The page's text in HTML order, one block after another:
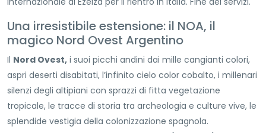
Una irresistibile estensione: il NOA, il
magico Nord Ovest Argentino
Il Nord Ovest, i suoi picchi andini dai mille cangianti colori,
aspri deserti disabitati, l’infinito cielo color cobalto, i millenari
silenzi degli altipiani con sprazzi di fitta vegetazione
tropicale, le tracce di storia tra archeologia e culture vive, le
splendide vestigia della colonizzazione spagnola.